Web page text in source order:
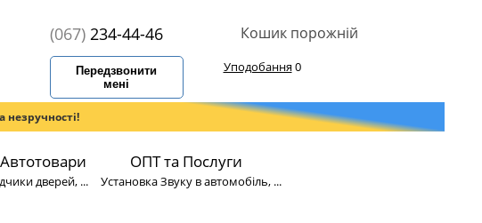
(067)234-44-46
Передзвонити
мені
Кошик порожній
Уподобання0
незручності!
Автотовари
дверей, ...
ОПТ та Послуги
Установка Звуку в автомобіль, ...